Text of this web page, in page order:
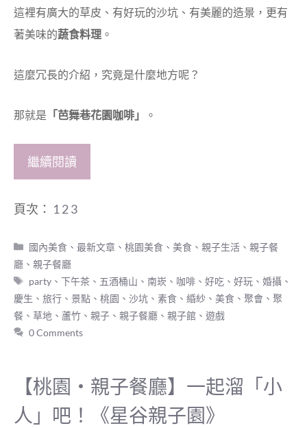
這裡有廣大的草皮、有好玩的沙坑、有美麗的造景，更有
著美味的蔬食料理 。
這麼冗長的介紹，究竟是什麼地方呢？
那就是 「芭舞巷花園咖啡」 。
繼續閱讀
頁次： 1 23
分
類
國內美食 、最新文章 、桃園美食 、美食 、親子生活 、親子餐
廳 、 親子餐廳
標
籤
party 、下午茶 、 五酒桶山 、南崁 、 咖啡 、好吃 、好玩 、婚攝 、
慶生 、 旅行 、 景點 、 桃園 、 沙坑 、 素食 、 緍紗 、 美食 、 聚會 、 聚
餐 、 草地 、 蘆竹 、 親子 、 親子餐廳 、 親子館 、 遊戲
0 Comments
【桃園‧親子餐廳】一起溜「小
人」吧！《星谷親子園》